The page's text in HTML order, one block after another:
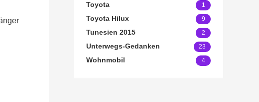
Toyota 1
Toyota Hilux 9
Tunesien 2015 2
Unterwegs-Gedanken 23
Wohnmobil 4